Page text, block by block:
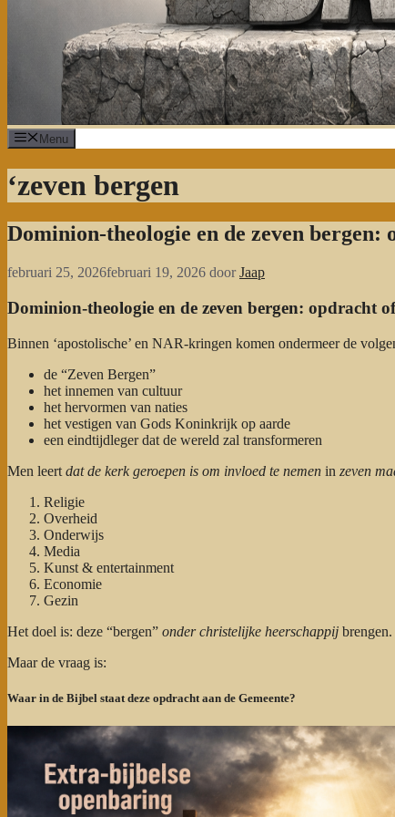
Menu
‘zeven bergen
Dominion-theologie en de zeven bergen:
februari 25, 2026februari 19, 2026 doorJaap
Dominion-theologie en de zeven bergen: opdracht
Binnen ‘apostolische’ en NAR-kringen komen ondermeer de
de “Zeven Bergen”
het innemen van cultuur
het hervormen van naties
het vestigen van Gods Koninkrijk op aarde
een eindtijdleger dat de wereld zal transformeren
Men leert dat de kerk geroepen is om invloed te nemen in zeven
Religie
Overheid
Onderwijs
Media
Kunst & entertainment
Economie
Gezin
Het doel is: deze “bergen” onder christelijke heerschappij brengen.
Maar de vraag is:
Waar in de Bijbel staat deze opdracht aan de Gemeente?